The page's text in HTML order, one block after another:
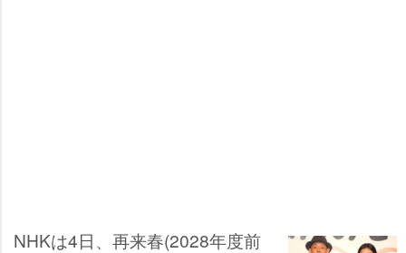
NHKは4日、再来春(2028年度前